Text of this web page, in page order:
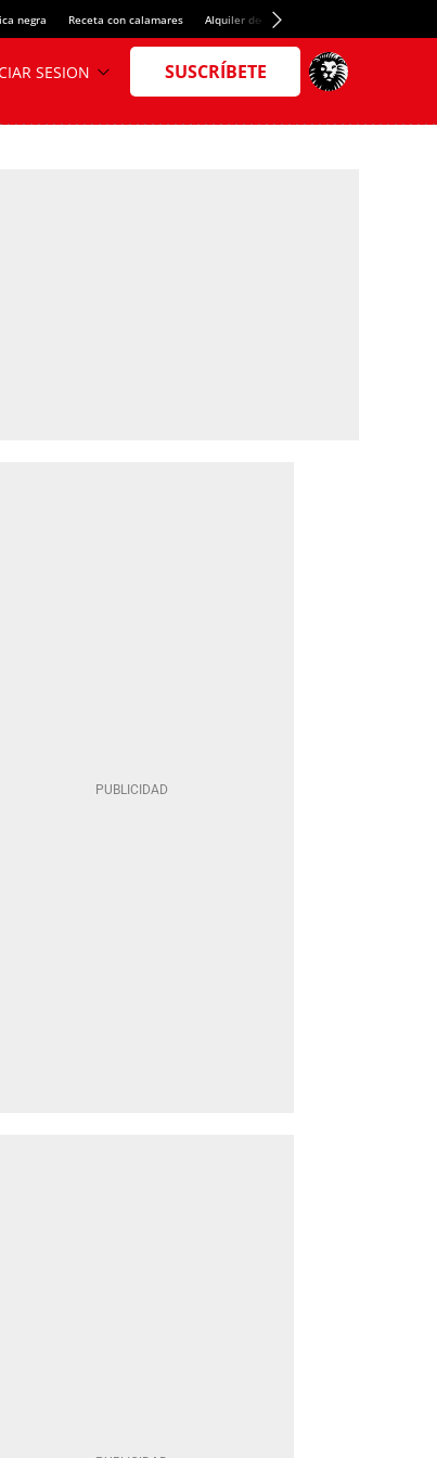
negra Receta con calamares Alquiler de habitaciones en España